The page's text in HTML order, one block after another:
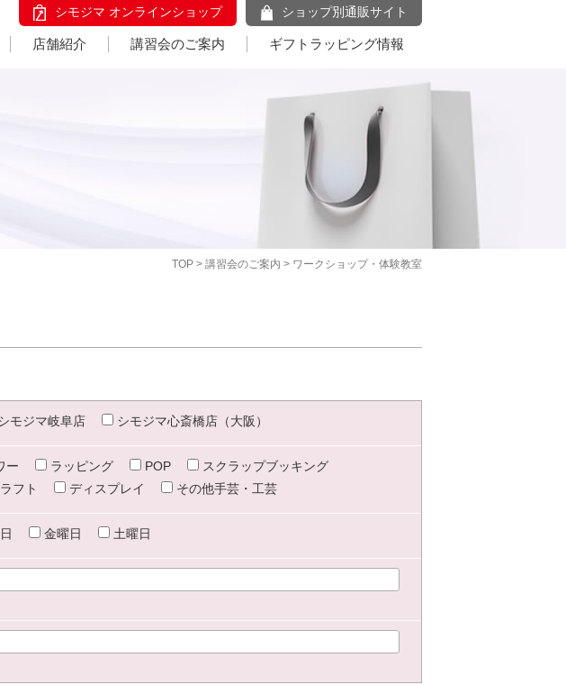
シモジマ オンラインショップ ショップ別通販サイト
店舗紹介 講習会のご案内 ギフトラッピング情報
TOP > 講習会のご案内 > ワークショップ・体験教室
モジマ岐阜店 シモジマ心斎橋店（大阪）
ー ラッピング POP
スクラップブッキング
フト ディスプレイ その他手芸・工芸
金曜日 土曜日